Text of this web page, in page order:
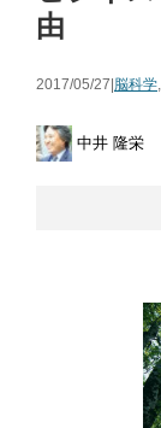
由
2017/05/27| 脳科学,
中井 隆栄